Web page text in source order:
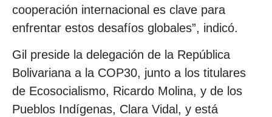
cooperación internacional es clave para
enfrentar estos desafíos globales”, indicó.
Gil preside la delegación de la República
Bolivariana a la COP30, junto a los titulares
de Ecosocialismo, Ricardo Molina, y de los
Pueblos Indígenas, Clara Vidal, y está